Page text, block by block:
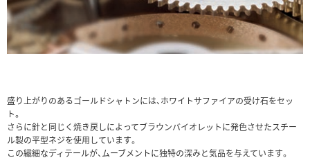
盛り上がりのあるゴールドシャトンには、ホワイトサファイアの受け石をセッ
ト。
さらに針と同じく焼き戻しによってブラウンバイオレットに発色させたスチー
ル製の平型ネジを使用しています。
この繊細なディテールが、ムーブメントに独特の深みと気品を与えています。